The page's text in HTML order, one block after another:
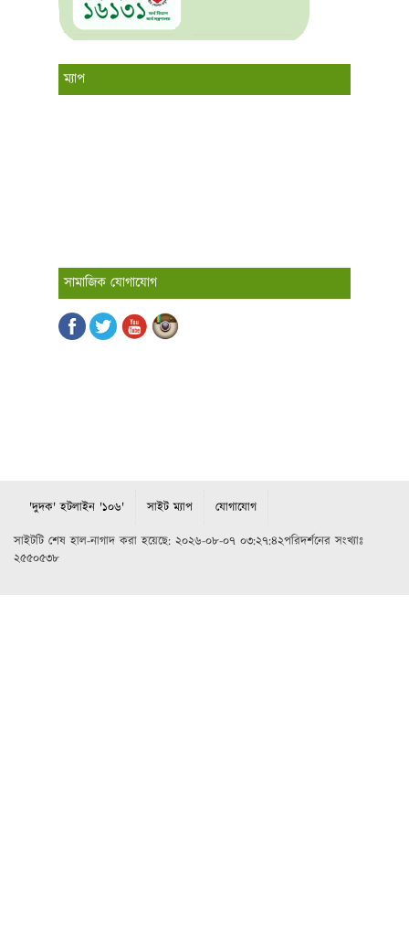
ম্যাপ
সামাজিক যোগাযোগ
'দুদক' হটলাইন '১০৬' সাইট ম্যাপ যোগাযোগ
সাইটটি শেষ হাল-নাগাদ করা হয়েছে: ২০২৬-০৮-০৭ ০৩:২৭:৪২পরিদর্শনের সংখ্যাঃ
২৫৫০৫৩৮